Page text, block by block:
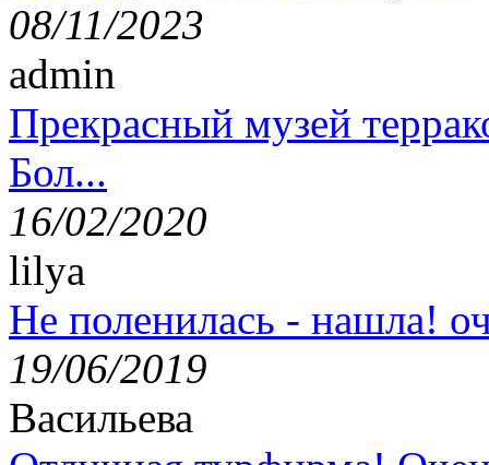
08/11/2023
admin
Прекрасный музей
Бол...
16/02/2020
lilya
Не поленилась - нашла!
19/06/2019
Васильева